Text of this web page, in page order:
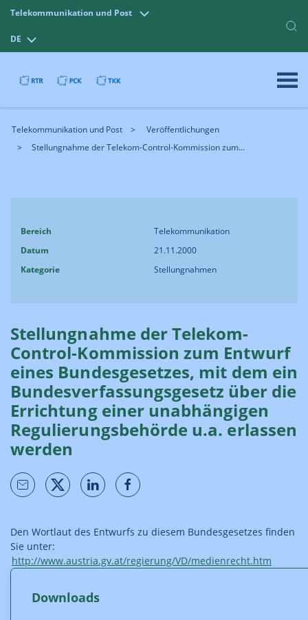
Telekommunikation und Post
DE
Telekommunikation und Post
Veröffentlichungen
Stellungnahme der Telekom-Control-Kommission zum...
Bereich
Telekommunikation
Datum
21.11.2000
Kategorie
Stellungnahmen
Stellungnahme der Telekom-
Control-Kommission zum Entwurf
eines Bundesgesetzes, mit dem ein
Bundesverfassungsgesetz über die
Errichtung einer unabhängigen
Regulierungsbehörde u.a. erlassen
werden
Den Wortlaut des Entwurfs zu diesem Bundesgesetzes finden
Sie unter:
http://www.austria.gv.at/regierung/VD/medienrecht.htm
Downloads